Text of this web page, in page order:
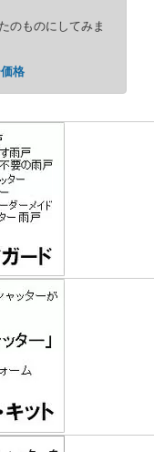
のものにしてみま
格